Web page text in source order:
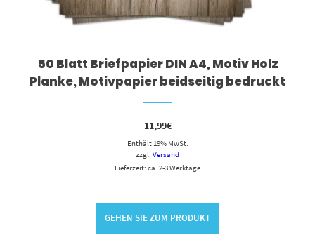
50 Blatt Briefpapier DIN A4, Motiv Holz
Planke, Motivpapier beidseitig bedruckt
11,99€
Enthält 19% MwSt.
zzgl. Versand
Lieferzeit: ca. 2-3 Werktage
GEHEN SIE ZUM PRODUKT